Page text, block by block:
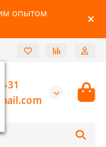
опытом
31